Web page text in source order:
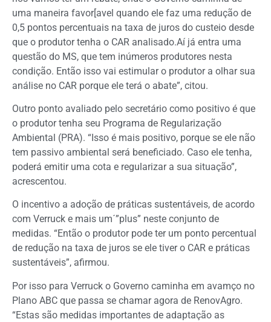
uma maneira favor[avel quando ele faz uma redução de
0,5 pontos percentuais na taxa de juros do custeio desde
que o produtor tenha o CAR analisado.Aí já entra uma
questão do MS, que tem inúmeros produtores nesta
condição. Então isso vai estimular o produtor a olhar sua
análise no CAR porque ele terá o abate”, citou.
Outro ponto avaliado pelo secretário como positivo é que
o produtor tenha seu Programa de Regularização
Ambiental (PRA). “Isso é mais positivo, porque se ele não
tem passivo ambiental será beneficiado. Caso ele tenha,
poderá emitir uma cota e regularizar a sua situação”,
acrescentou.
O incentivo a adoção de práticas sustentáveis, de acordo
com Verruck e mais um´”plus” neste conjunto de
medidas. “Então o produtor pode ter um ponto percentual
de redução na taxa de juros se ele tiver o CAR e práticas
sustentáveis”, afirmou.
Por isso para Verruck o Governo caminha em avamço no
Plano ABC que passa se chamar agora de RenovAgro.
“Estas são medidas importantes de adaptação as